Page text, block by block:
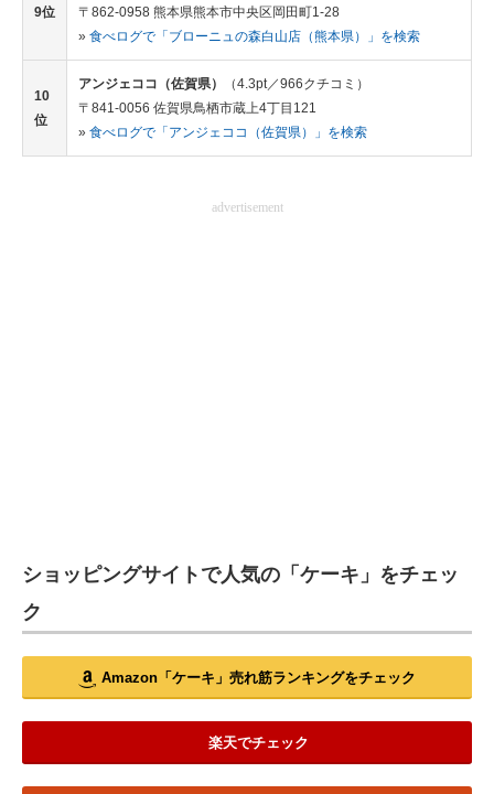
9位
〒862-0958 熊本県熊本市中央区岡田町1-28
» 食べログで「ブローニュの森白山店（熊本県）」を検索
10
位
アンジェココ（佐賀県）
（4.3pt／966クチコミ）
〒841-0056 佐賀県鳥栖市蔵上4丁目121
» 食べログで「アンジェココ（佐賀県）」を検索
advertisement
ショッピングサイトで人気の「ケーキ」をチェッ
ク
Amazon「ケーキ」売れ筋ランキングをチェック
楽天でチェック